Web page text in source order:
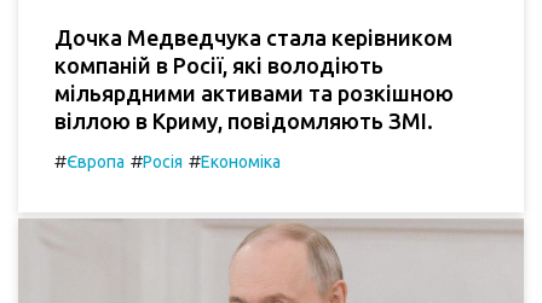
Дочка Медведчука стала керівником
компаній в Росії, які володіють
мільярдними активами та розкішною
віллою в Криму, повідомляють ЗМІ.
#Європа #Росія #Економіка